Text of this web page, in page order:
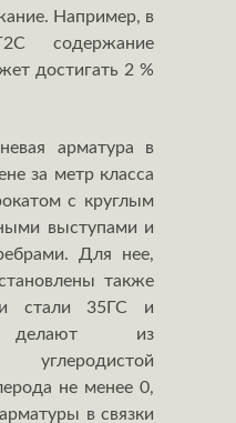
Например, в
содержание
достигать 2 %
арматура в
за метр класса
с круглым
выступами и
Для нее,
также
стали 35ГС и
из
углеродистой
не менее 0,
в связки